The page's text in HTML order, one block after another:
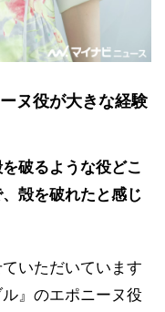
ヌ役が大きな経験
破るような役どこ
殻を破れたと感じ
いただいています
』のエポニーヌ役